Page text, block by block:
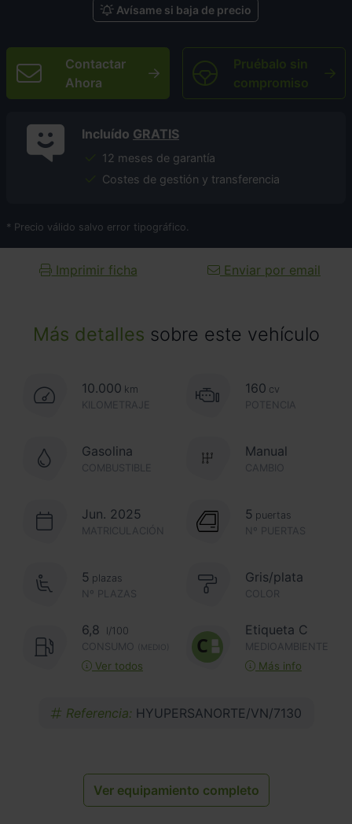
Más detalles sobre este vehículo
10.000 km
KILOMETRAJE
160 cv
POTENCIA
Gasolina
COMBUSTIBLE CAMBIO
Manual
Jun. 2025
MATRICULACIÓN Nº PUERTAS
5 puertas
Nº PLAZAS
5 plazas Gris/plata
COLOR
6,8
l/100
CONSUMO
(MEDIO)
Ver todos
Etiqueta C
MEDIOAMBIENTE
Más info
Referencia: HYUPERSANORTE/VN/7130
Ver equipamiento completo
Avísame si baja de precio
Contactar
Ahora
Pruébalo sin
compromiso
Incluído GRATIS
12 meses de garantía
Costes de gestión y transferencia
* Precio válido salvo error tipográfico.
Imprimir ficha Enviar por email